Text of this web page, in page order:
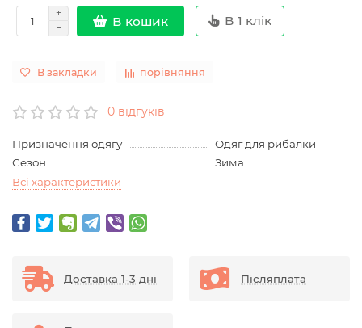
В кошик В 1 клік
В закладки порівняння
0 відгуків
Призначення одягу
Одяг для рибалки
Сезон
Зима
Всі характеристики
Доставка 1-3 дні Післяплата